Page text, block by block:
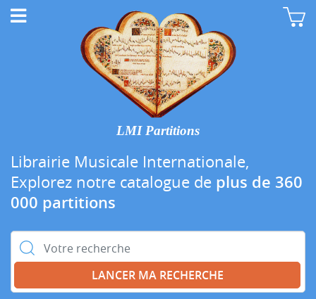
LMI Partitions
Librairie Musicale Internationale,
Explorez notre catalogue de plus de 360
000 partitions
Rechercher :